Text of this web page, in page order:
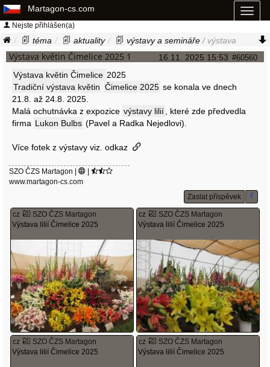
Martagon-cs.com
Nejste přihlášen(a)
téma aktuality výstavy a semináře / výstava
květin čimelice 2025
16.11. 2025 15:53 #60560
Výstava květin Čimelice 2025 1
Výstava květin Čimelice 2025
Tradiční výstava květin Čimelice 2025 se konala ve dnech
21.8. až 24.8. 2025.
Malá ochutnávka z expozice výstavy lilií
, které zde předvedla
firma Lukon Bulbs (Pavel a Radka Nejedlovi).
Více fotek z výstavy viz. odkaz
SZO ČZS Martagon
www.martagon-cs.com
Zaslat příspěvek
cz
SZO ČZS Martagon
Výstava lilií Čimelice 2025
cz
SZO ČZS Martagon
Výstava lilií Čimelice 2025
cz
SZO ČZS Martagon
Výstava lilií Čimelice 2025
cz
SZO ČZS Martagon
Výstava lilií Čimelice 2025